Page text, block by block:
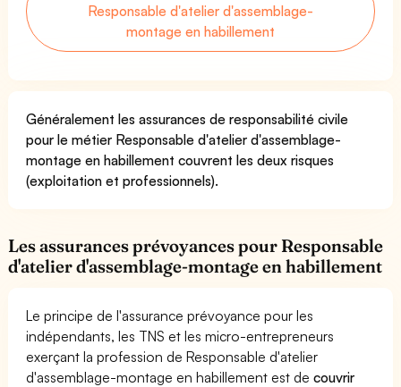
Responsable d'atelier d'assemblage-
montage en habillement
Généralement les assurances de responsabilité civile
pour le métier Responsable d'atelier d'assemblage-
montage en habillement couvrent les deux risques
(exploitation et professionnels).
Les assurances prévoyances pour Responsable
d'atelier d'assemblage-montage en habillement
Le principe de l'assurance prévoyance pour les
indépendants, les TNS et les micro-entrepreneurs
exerçant la profession de Responsable d'atelier
d'assemblage-montage en habillement est decouvrir